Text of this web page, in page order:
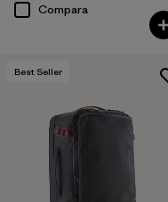
Compara
Best Seller